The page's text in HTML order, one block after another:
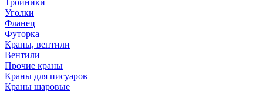
Тройники
Уголки
Фланец
Футорка
Краны, вентили
Вентили
Прочие краны
Краны для писуаров
Краны шаровые